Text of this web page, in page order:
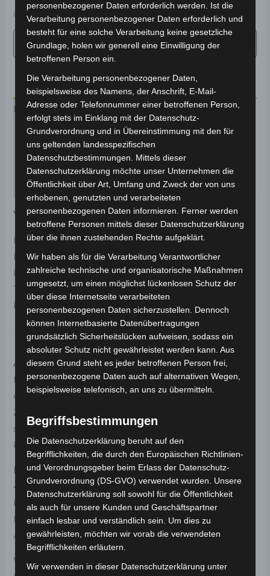
inkl. 19 % MwSt. Kostenloser Versand
Beschreibung
Zusätzliche Informationen
Produktsicherheit
Rezensionen (0)
Volta VSM E-Moped
Erleben Sie modernste Mobilität mit dem Volta VSM
E-Moped! Dieses hochwertige Elektro-Fahrzeug
kombiniert innovatives Design mit erstklassiger
Technologie, um Ihnen das ultimative Fahrerlebnis zu
bieten.
Hauptmerkmale:
Antrieb:Kraftvoll angetrieben durch einen 220W
Motor, der eine Höchstgeschwindigkeit von 25 km/h
ermöglicht. Damit entspricht das E-Bike den
Zulassungsvorschriften der Klasse L1e-A, sodass Sie
sich auf allen Wegen sicher und legal bewegen
können.
Batterie:Ausgestattet mit einem herausnehmbaren
48V, 14Ah Blei-Gel-Akku, bietet der Volta VSM eine
beeindruckende Reichweite von bis zu 40 km pro
Ladung. Das Entfernen des Akkus erleichtert das
Aufladen und eröffnet mehr Flexibilität.
Wartungsarm:
personenbezogener Daten erforderlich werden. Ist die
Verarbeitung personenbezogener Daten erforderlich und
besteht für eine solche Verarbeitung keine gesetzliche
Grundlage, holen wir generell eine Einwilligung der
betroffenen Person ein.
Die Verarbeitung personenbezogener Daten,
beispielsweise des Namens, der Anschrift, E-Mail-
Adresse oder Telefonnummer einer betroffenen Person,
erfolgt stets im Einklang mit der Datenschutz-
Grundverordnung und in Übereinstimmung mit den für
uns geltenden landesspezifischen
Datenschutzbestimmungen. Mittels dieser
Datenschutzerklärung möchte unser Unternehmen die
Öffentlichkeit über Art, Umfang und Zweck der von uns
erhobenen, genutzten und verarbeiteten
personenbezogenen Daten informieren. Ferner werden
betroffene Personen mittels dieser Datenschutzerklärung
über die ihnen zustehenden Rechte aufgeklärt.
Wir haben als für die Verarbeitung Verantwortlicher
zahlreiche technische und organisatorische Maßnahmen
umgesetzt, um einen möglichst lückenlosen Schutz der
über diese Internetseite verarbeiteten
personenbezogenen Daten sicherzustellen. Dennoch
können Internetbasierte Datenübertragungen
grundsätzlich Sicherheitslücken aufweisen, sodass ein
absoluter Schutz nicht gewährleistet werden kann. Aus
diesem Grund steht es jeder betroffenen Person frei,
personenbezogene Daten auch auf alternativen Wegen,
beispielsweise telefonisch, an uns zu übermitteln.
Begriffsbestimmungen
Die Datenschutzerklärung beruht auf den
Begrifflichkeiten, die durch den Europäischen Richtlinien-
und Verordnungsgeber beim Erlass der Datenschutz-
Grundverordnung (DS-GVO) verwendet wurden. Unsere
Datenschutzerklärung soll sowohl für die Öffentlichkeit
als auch für unsere Kunden und Geschäftspartner
einfach lesbar und verständlich sein. Um dies zu
gewährleisten, möchten wir vorab die verwendeten
Begrifflichkeiten erläutern.
Wir verwenden in dieser Datenschutzerklärung unter